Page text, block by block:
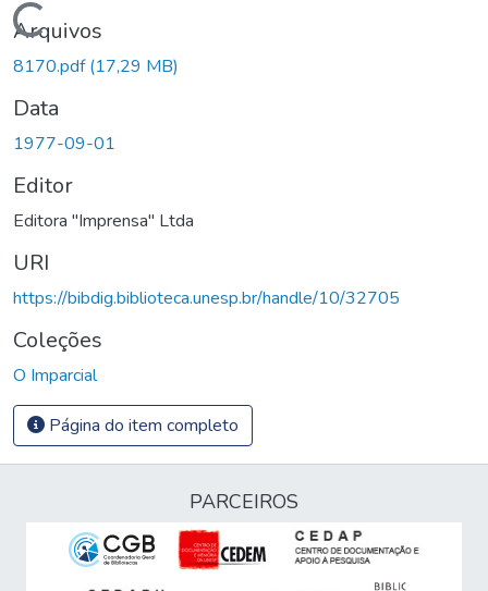
Carregando...
Arquivos
8170.pdf(17,29 MB)
Data
1977-09-01
Editor
Editora "Imprensa" Ltda
URI
https://bibdig.biblioteca.unesp.br/handle/10/32705
Coleções
O Imparcial
Página do item completo
PARCEIROS